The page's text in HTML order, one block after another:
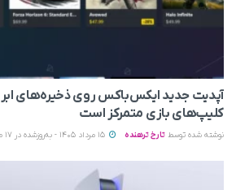
آپدیت جدید ایکس‌باکس روی ذخیره‌های
کلیپ‌های بازی متمرکز است
نوشته شده توسط تارخ ترهنده